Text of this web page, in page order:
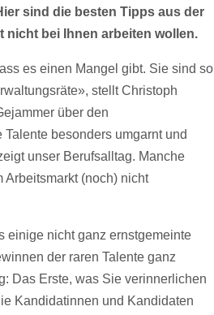
sind die besten Tipps aus der
nicht bei Ihnen arbeiten wollen.
es einen Mangel gibt. Sie sind so
stellt Christoph
über den
besonders umgarnt und
unser Berufsalltag. Manche
Arbeitsmarkt (noch) nicht
einige nicht ganz ernstgemeinte
der raren Talente ganz
Das Erste, was Sie verinnerlichen
Kandidatinnen und Kandidaten